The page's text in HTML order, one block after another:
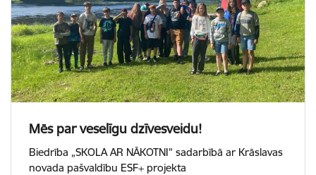
Mēs par veselīgu dzīvesveidu!
Biedrība „SKOLA AR NĀKOTNI” sadarbībā ar Krāslavas
novada pašvaldību ESF+ projekta